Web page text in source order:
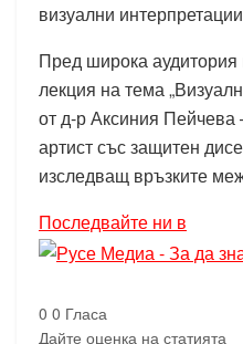
визуални
Пред широка аудитория
лекция на тема
от д-р Аксиния
артист със защитен
изследващ връзките
Последвайте ни в
0 0 Гласа
Дайте оценка на статията